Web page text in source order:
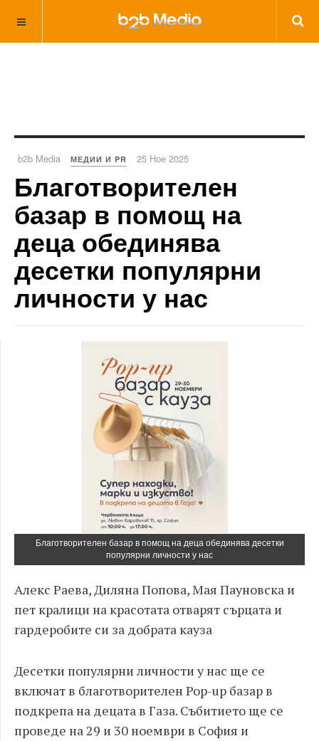
b2b Media МЕДИИ И PR 25 Ное 2025
Благотворителен
базар в помощ на
деца обединява
десетки популярни
личности у нас
Благотворителен базар в помощ на деца обединява десетки
популярни личности у нас
Алекс Раева, Диляна Попова, Мая Пауновска и
пет кралици на красотата отварят сърцата и
гардеробите си за добрата кауза
Десетки популярни личности у нас ще се
включат в благотворителен Pop-up базар в
подкрепа на децата в Газа. Събитието ще се
проведе на 29 и 30 ноември в София и